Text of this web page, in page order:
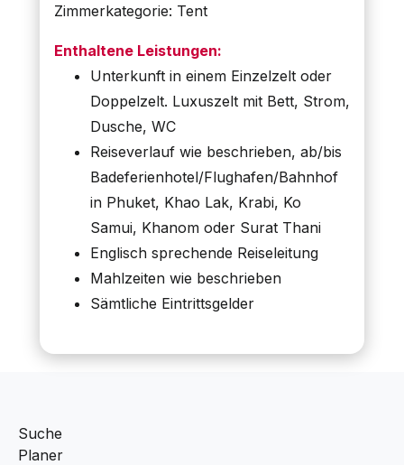
Zimmerkategorie: Tent
Enthaltene Leistungen:
Unterkunft in einem Einzelzelt oder
Doppelzelt. Luxuszelt mit Bett, Strom,
Dusche, WC
Reiseverlauf wie beschrieben, ab/bis
Badeferienhotel/Flughafen/Bahnhof
in Phuket, Khao Lak, Krabi, Ko
Samui, Khanom oder Surat Thani
Englisch sprechende Reiseleitung
Mahlzeiten wie beschrieben
Sämtliche Eintrittsgelder
Suche
Planer